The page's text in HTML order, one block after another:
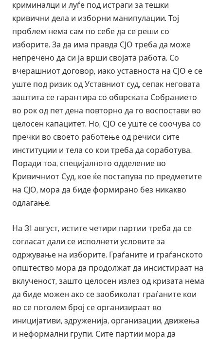
криминалци и луѓе под истраги за тешки
кривични дела и изборни манипулации. Тој
проблем нема сам по себе да се реши со
изборите. За да има правда СЈО треба да може
непречено да си ја врши својата работа. Со
вчерашниот договор, иако уставноста на СЈО е се
уште под ризик од Уставниот суд, сепак неговата
заштита се гарантира со обврската Собранието
во рок од пет дена повторно да го воспостави во
целосен капацитет. Но, СЈО се уште се соочува со
пречки во своето работење од речиси сите
институции и тела со кои треба да соработува.
Поради тоа, специјалното одделение во
Кривичниот Суд, кое ќе постапува по предметите
на СЈО, мора да биде формирано без никакво
одлагање.
На 31 август, истите четири партии треба да се
согласат дали се исполнети условите за
одржување на изборите. Граѓаните и граѓанското
општество мора да продолжат да инсистираат на
вклученост, зашто целосен излез од кризата нема
да биде можен ако се заобиколат граѓаните кои
во се поголем број се организираат во
иницијативи, здруженија, организации, движења
и неформални групи. Сите партии мора да